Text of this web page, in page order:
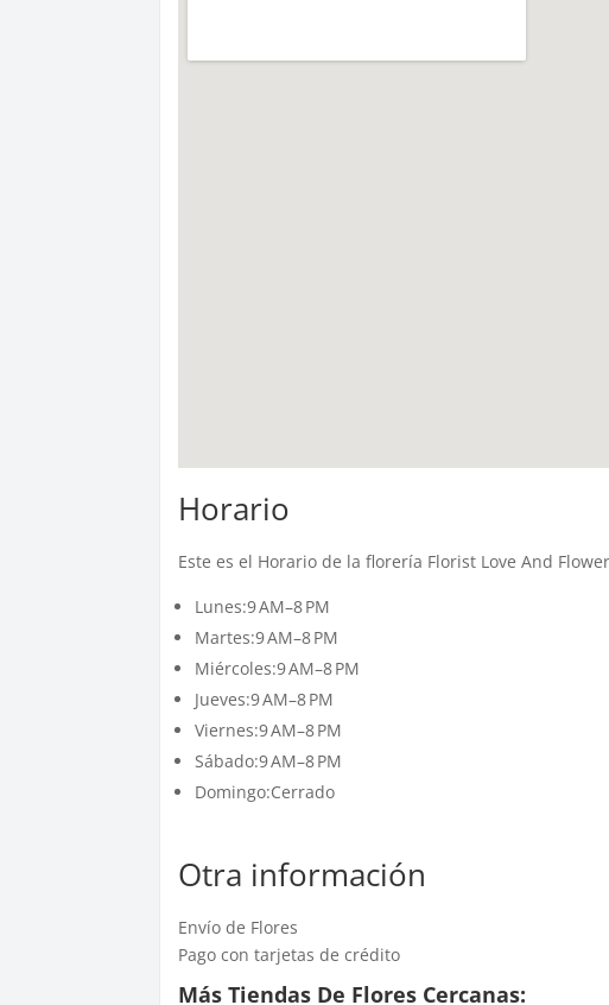
Horario
Este es el Horario de la florería Florist Love And
Lunes:9 AM–8 PM
Martes:9 AM–8 PM
Miércoles:9 AM–8 PM
Jueves:9 AM–8 PM
Viernes:9 AM–8 PM
Sábado:9 AM–8 PM
Domingo:Cerrado
Otra información
Envío de Flores
Pago con tarjetas de crédito
Más Tiendas De Flores Cercanas: